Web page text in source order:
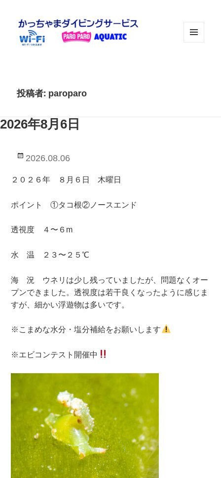
投稿者: paroparo
2026年8月6日
投
2026.08.06
２０２６年 ８月６日 木曜日
ポイント ①タコ根②ノースエンド
透視度 ４〜６m
水 温 ２３〜２５℃
海 況 ウネリは少し残っていましたが、問題なくオー
プンできました。透視度は若干良くなったように感じま
すが、細かい浮遊物は多いです。
※こまめな水分・塩分補給をお願いします
※エビコンテスト開催中